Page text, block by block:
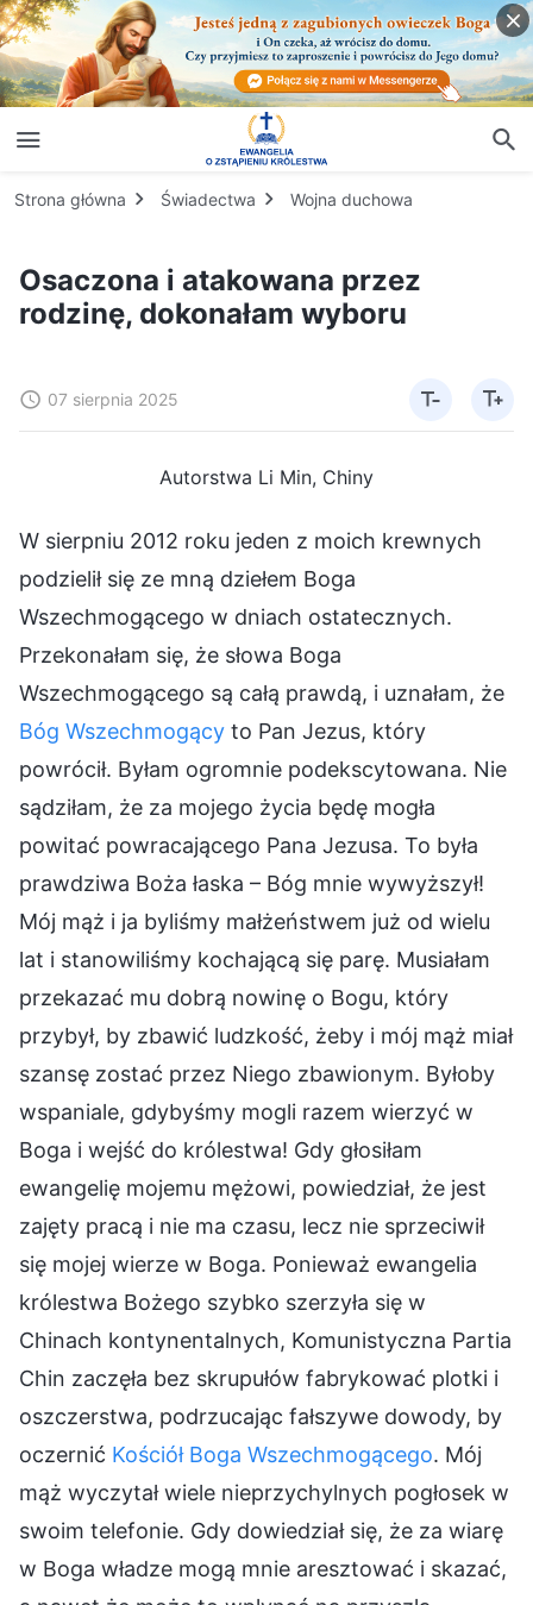
Strona główna Świadectwa Wojna duchowa
Osaczona i atakowana przez
rodzinę, dokonałam wyboru
07 sierpnia 2025
Autorstwa Li Min, Chiny
W sierpniu 2012 roku jeden z moich krewnych
podzielił się ze mną dziełem Boga
Wszechmogącego w dniach ostatecznych.
Przekonałam się, że słowa Boga
Wszechmogącego są całą prawdą, i uznałam, że
Bóg Wszechmogący to Pan Jezus, który
powrócił. Byłam ogromnie podekscytowana. Nie
sądziłam, że za mojego życia będę mogła
powitać powracającego Pana Jezusa. To była
prawdziwa Boża łaska – Bóg mnie wywyższył!
Mój mąż i ja byliśmy małżeństwem już od wielu
lat i stanowiliśmy kochającą się parę. Musiałam
przekazać mu dobrą nowinę o Bogu, który
przybył, by zbawić ludzkość, żeby i mój mąż miał
szansę zostać przez Niego zbawionym. Byłoby
wspaniale, gdybyśmy mogli razem wierzyć w
Boga i wejść do królestwa! Gdy głosiłam
ewangelię mojemu mężowi, powiedział, że jest
zajęty pracą i nie ma czasu, lecz nie sprzeciwił
się mojej wierze w Boga. Ponieważ ewangelia
królestwa Bożego szybko szerzyła się w
Chinach kontynentalnych, Komunistyczna Partia
Chin zaczęła bez skrupułów fabrykować plotki i
oszczerstwa, podrzucając fałszywe dowody, by
oczernić Kościół Boga Wszechmogącego. Mój
mąż wyczytał wiele nieprzychylnych pogłosek w
swoim telefonie. Gdy dowiedział się, że za wiarę
w Boga władze mogą mnie aresztować i skazać,